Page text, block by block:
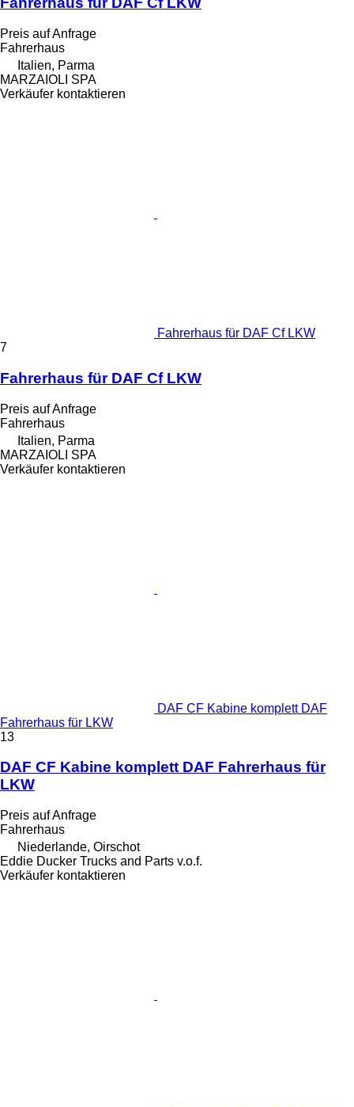
Preis auf Anfrage
Fahrerhaus
Italien, Parma
MARZAIOLI SPA
Verkäufer kontaktieren
Fahrerhaus für DAF Cf LKW
7
Fahrerhaus für DAF Cf LKW
Preis auf Anfrage
Fahrerhaus
Italien, Parma
MARZAIOLI SPA
Verkäufer kontaktieren
DAF CF Kabine komplett DAF
Fahrerhaus für LKW
13
DAF CF Kabine komplett DAF Fahrerhaus für
LKW
Preis auf Anfrage
Fahrerhaus
Niederlande, Oirschot
Eddie Ducker Trucks and Parts v.o.f.
Verkäufer kontaktieren